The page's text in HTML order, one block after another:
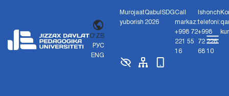
O'ZB
РУС
ENG
Murojaat
yuborish
Qabul
2026
SDGCall
markaz:
+998 72
221 55
16
Ishonch
telefoni:
+998
72 226
68 10